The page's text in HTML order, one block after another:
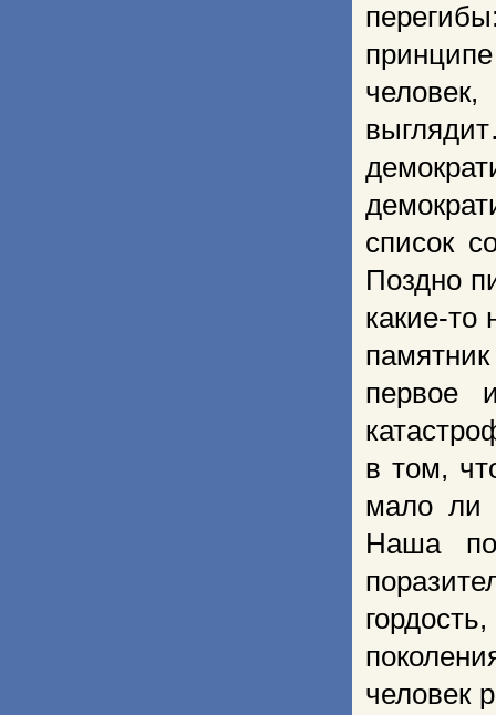
список
Поздно
какие-то
первое
в том,
мало ли
Наша
человек